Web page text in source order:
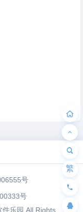
号
号
件乐园 All Rights
繁